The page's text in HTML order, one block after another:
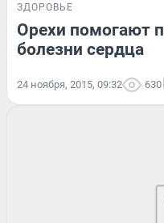
ЗДОРОВЬЕ
Орехи помогают
болезни сердца
24 ноября, 2015, 09:32 630